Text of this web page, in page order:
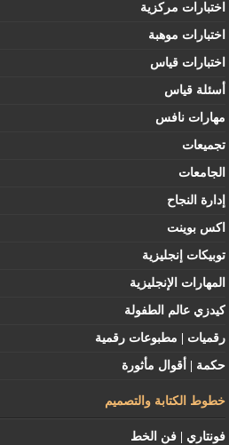
اختبارات مركزية
اختبارات موهبة
اختبارات قياس
أسئلة قياس
مهارات نافس
تجميعات
الجامعات
إدارة النجاح
اكس بوينت
توبيكات إنجليزية
المهارات الإنجليزية
كيدزي عالم الطفولة
رقميات | مطبوعات رقمية
حكمة | أقوال مأثورة
خطوط الكتابة والتصميم
فونتاري | فن الخط